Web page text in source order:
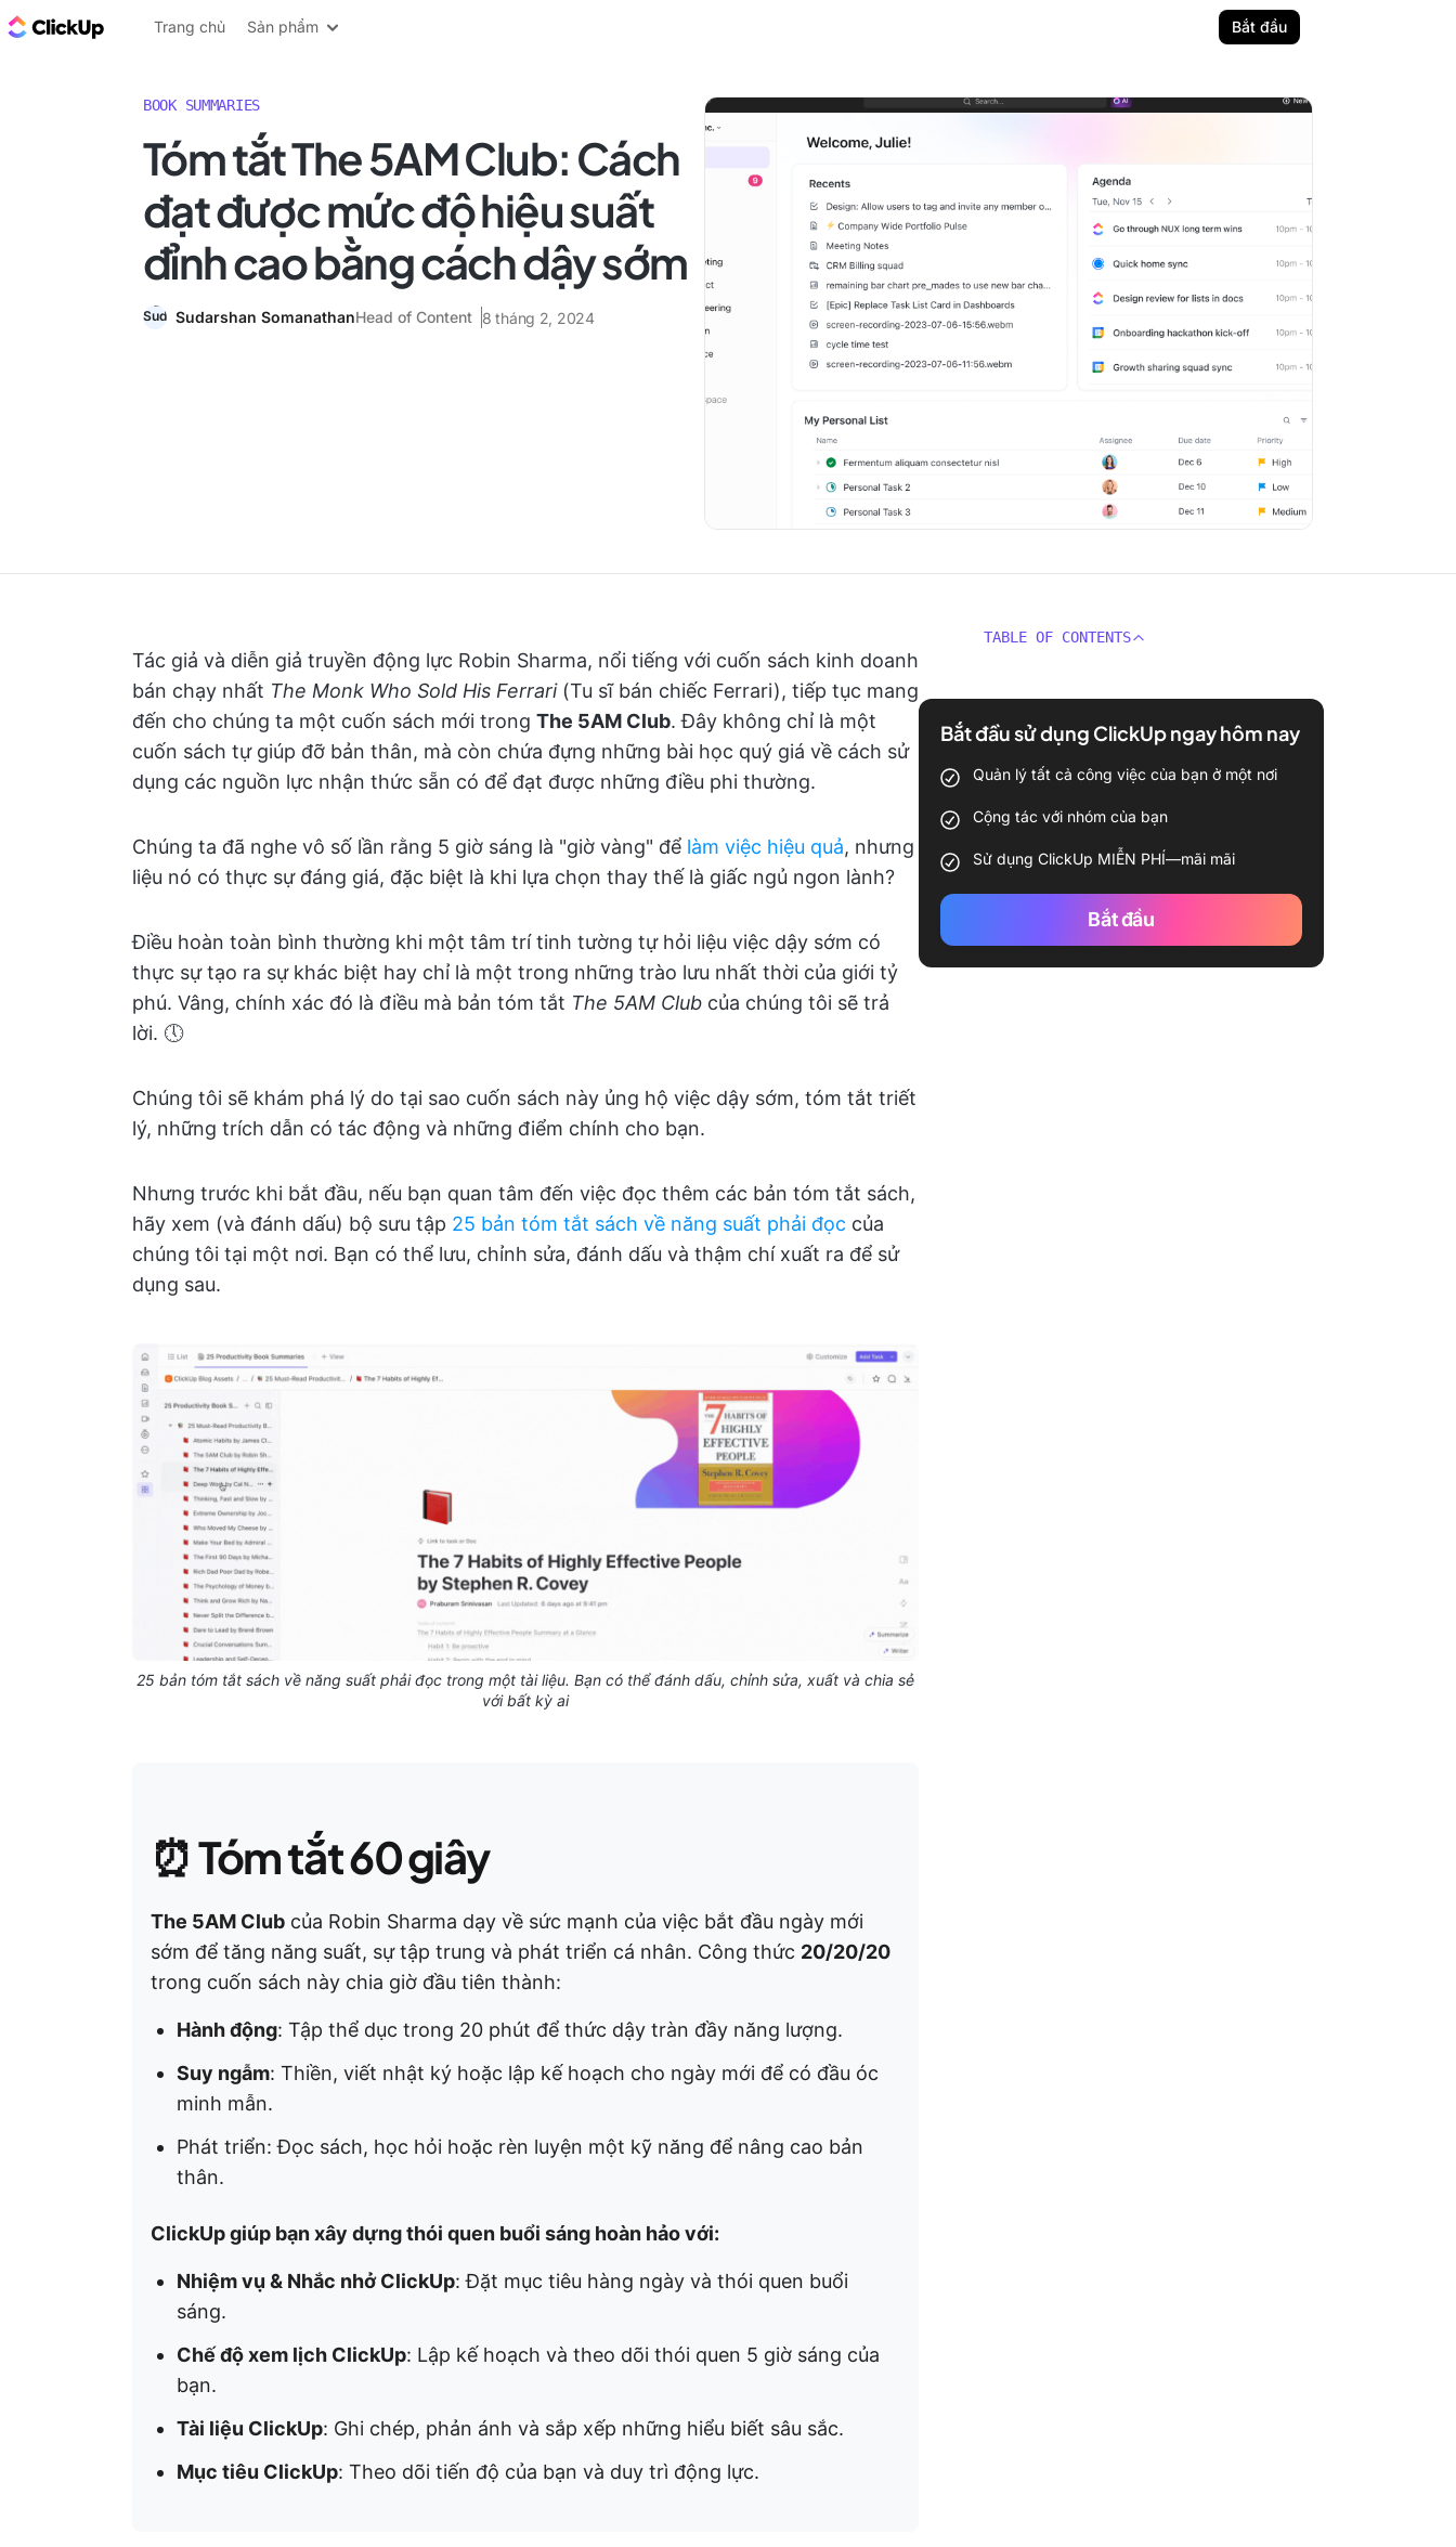
ClickUp Blog
Trang chủ Sản phẩm Bắt đầu
BOOK SUMMARIES
Tóm tắt The 5AM Club: Cách
đạt được mức độ hiệu suất
đỉnh cao bằng cách dậy sớm
Sudarshan SomanathanHead of Content 8 tháng 2, 2024
Tác giả và diễn giả truyền động lực Robin Sharma, nổi tiếng với cuốn sách kinh doanh
bán chạy nhất The Monk Who Sold His Ferrari(Tu sĩ bán chiếc Ferrari), tiếp tục mang
đến cho chúng ta một cuốn sách mới trong The 5AM Club. Đây không chỉ là một
cuốn sách tự giúp đỡ bản thân, mà còn chứa đựng những bài học quý giá về cách sử
dụng các nguồn lực nhận thức sẵn có để đạt được những điều phi thường.
Chúng ta đã nghe vô số lần rằng 5 giờ sáng là "giờ vàng" để làm việc hiệu quả, nhưng
liệu nó có thực sự đáng giá, đặc biệt là khi lựa chọn thay thế là giấc ngủ ngon lành?
Điều hoàn toàn bình thường khi một tâm trí tinh tường tự hỏi liệu việc dậy sớm có
thực sự tạo ra sự khác biệt hay chỉ là một trong những trào lưu nhất thời của giới tỷ
phú. Vâng, chính xác đó là điều mà bản tóm tắt The 5AM Club của chúng tôi sẽ trả
lời. 🕔
Chúng tôi sẽ khám phá lý do tại sao cuốn sách này ủng hộ việc dậy sớm, tóm tắt triết
lý, những trích dẫn có tác động và những điểm chính cho bạn.
Nhưng trước khi bắt đầu, nếu bạn quan tâm đến việc đọc thêm các bản tóm tắt sách,
hãy xem (và đánh dấu) bộ sưu tập 25 bản tóm tắt sách về năng suất phải đọc của
chúng tôi tại một nơi. Bạn có thể lưu, chỉnh sửa, đánh dấu và thậm chí xuất ra để sử
dụng sau.
25 bản tóm tắt sách về năng suất phải đọc trong một tài liệu. Bạn có thể đánh dấu, chỉnh sửa, xuất và chia sẻ
với bất kỳ ai
⏰Tóm tắt 60 giây
The 5AM Club của Robin Sharma dạy về sức mạnh của việc bắt đầu ngày mới
sớm để tăng năng suất, sự tập trung và phát triển cá nhân. Công thức 20/20/20
trong cuốn sách này chia giờ đầu tiên thành:
Hành động: Tập thể dục trong 20 phút để thức dậy tràn đầy năng lượng.
Suy ngẫm: Thiền, viết nhật ký hoặc lập kế hoạch cho ngày mới để có đầu óc
minh mẫn.
Phát triển: Đọc sách, học hỏi hoặc rèn luyện một kỹ năng để nâng cao bản
thân.
ClickUp giúp bạn xây dựng thói quen buổi sáng hoàn hảo với:
Nhiệm vụ & Nhắc nhở ClickUp: Đặt mục tiêu hàng ngày và thói quen buổi
sáng.
Chế độ xem lịch ClickUp: Lập kế hoạch và theo dõi thói quen 5 giờ sáng của
bạn.
Tài liệu ClickUp: Ghi chép, phản ánh và sắp xếp những hiểu biết sâu sắc.
Mục tiêu ClickUp: Theo dõi tiến độ của bạn và duy trì động lực.
TABLE OF CONTENTS
Bắt đầu sử dụng ClickUp ngay hôm nay
Quản lý tất cả công việc của bạn ở một nơi
Cộng tác với nhóm của bạn
Sử dụng ClickUp MIỄN PHÍ—mãi mãi
Bắt đầu